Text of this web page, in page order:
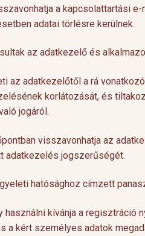
a kapcsolattartási
adatai törlésre kerülnek.
az adatkezelő és
az adatkezelőtől a rá
korlátozását, és
jogáról.
visszavonhatja az
adatkezelés jogszerűségét.
hatósághoz címzett
kívánja a regisztráció
a kért személyes adatok